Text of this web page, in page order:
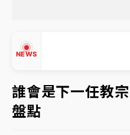
NEWS
中信慈善基金會想增加董
駁 理由曝光
故宮《龍藏經》特展第2
周六起展出延長至晚上7時
台東農業處長涉圖利渡假
誰會是下一任教
盤點